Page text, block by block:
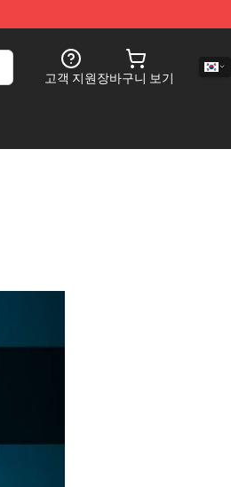
고객 지원장바구니 보기